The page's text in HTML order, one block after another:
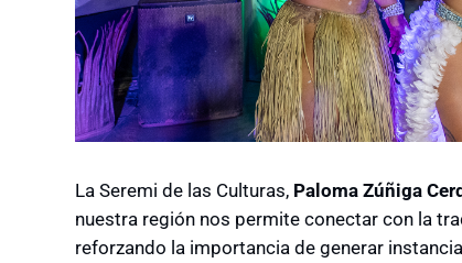
La Seremi de las Culturas, Paloma Zúñiga
nuestra región nos permite conectar con la
reforzando la importancia de generar